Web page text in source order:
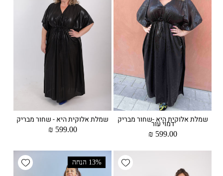
שמלת אלוקית היא -שחור מבריק
דמוי עור
מחיר
599.00 ₪
שמלת אלוקית היא - שחור מבריק
מחיר
599.00 ₪
Add wishlist
wishlist 13% הנחה